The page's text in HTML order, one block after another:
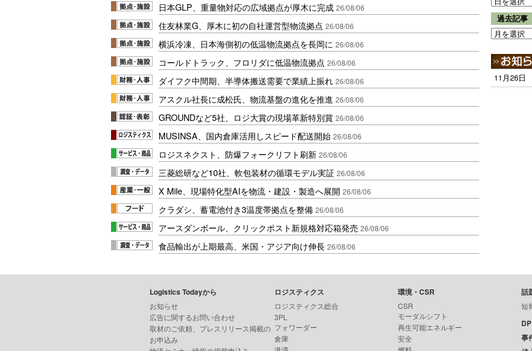
日本GLP、重量物対応の広域拠点が厚木に完成 26/08/06
住友林業G、厚木に初の自社運営型物流拠点 26/08/06
横浜冷凍、日本海側初の低温物流拠点を長岡に 26/08/06
コールドトラック、フロリダに低温物流拠点 26/08/06
ダイフク中間期、半導体搬送需要で業績上振れ 26/08/06
アスクル社長に成松氏、物流基盤の進化を推進 26/08/06
GROUNDなど5社、ロジ大賞の現場革新特別賞 26/08/06
MUSINSA、国内倉庫活用しスピード配送開始 26/08/06
ロジスネクスト、防爆フォークリフト刷新 26/08/06
三菱総研など10社、軟包装材の循環モデル実証 26/08/06
X Mile、現場特化型AIを物流・建設・製造へ展開 26/08/06
クラダシ、蓄電池付き3温度帯拠点を整備 26/08/06
アースダンボール、クリックポスト新規格対応箱発売 26/08/06
食品輸出が上期最高、米国・アジア向け伸長 26/08/06
過去記事
11月26日
Logistics Todayから
お知らせ
広告に関するお問い合わせ
取材のご依頼、プレスリリース掲載の
お申込み
ロジスティクス
ロジスティクス総合
3PL
フォワーダー
倉庫
環境・CSR
CSR
モーダルシフト
再生可能エネルギー
安全
話
短
事